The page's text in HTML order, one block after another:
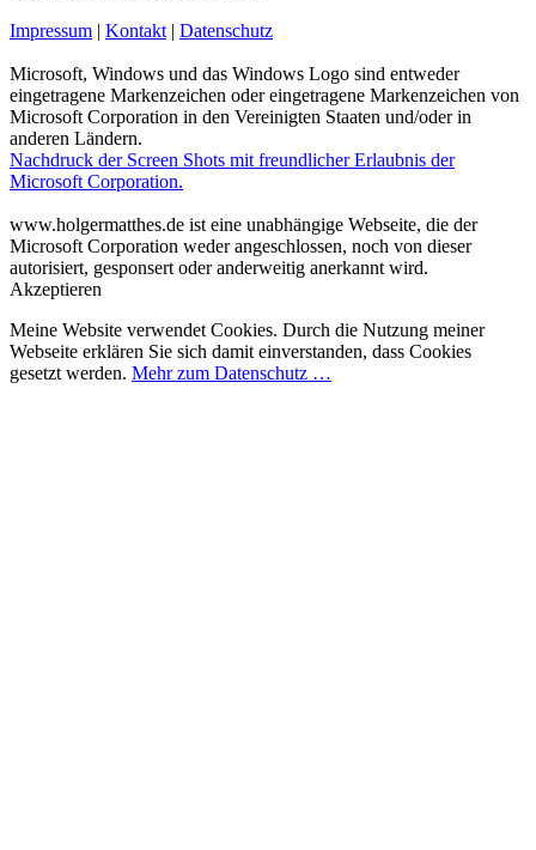
Impressum | Kontakt | Datenschutz
Microsoft, Windows und das Windows Logo sind entweder
eingetragene Markenzeichen oder eingetragene Markenzeichen von
Microsoft Corporation in den Vereinigten Staaten und/oder in
anderen Ländern.
Nachdruck der Screen Shots mit freundlicher Erlaubnis der
Microsoft Corporation.
www.holgermatthes.de ist eine unabhängige Webseite, die der
Microsoft Corporation weder angeschlossen, noch von dieser
autorisiert, gesponsert oder anderweitig anerkannt wird.
Akzeptieren
Meine Website verwendet Cookies. Durch die Nutzung meiner
Webseite erklären Sie sich damit einverstanden, dass Cookies
gesetzt werden. Mehr zum Datenschutz …